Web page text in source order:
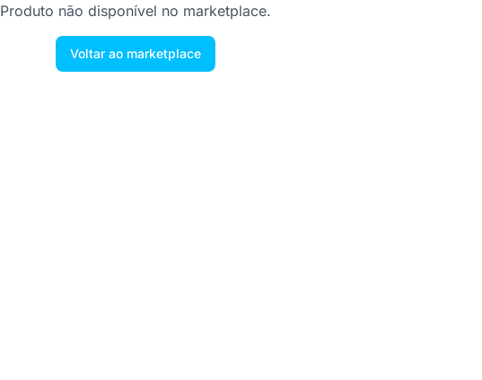
Produto não disponível no marketplace.
Voltar ao marketplace